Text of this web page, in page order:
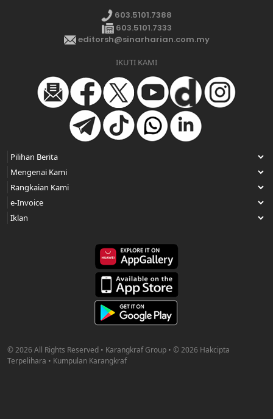
603.5101.7388
603.5101.7333
editorsh@sinarharian.com.my
IKUTI KAMI
© 2026 All Rights Reserved • Karangkraf Group • © 2026 Hakcipta
Terpelihara • Kumpulan Karangkraf